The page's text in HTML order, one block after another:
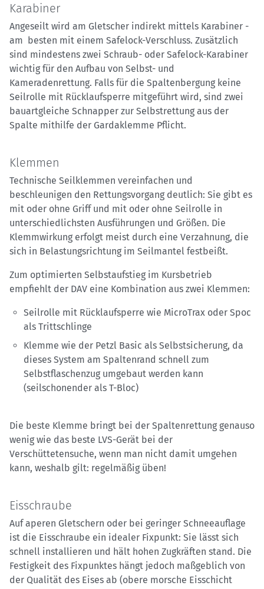
Karabiner
Angeseilt wird am Gletscher indirekt mittels Karabiner -
am besten mit einem Safelock-Verschluss. Zusätzlich
sind mindestens zwei Schraub- oder Safelock-Karabiner
wichtig für den Aufbau von Selbst- und
Kameradenrettung. Falls für die Spaltenbergung keine
Seilrolle mit Rücklaufsperre mitgeführt wird, sind zwei
bauartgleiche Schnapper zur Selbstrettung aus der
Spalte mithilfe der Gardaklemme Pflicht.
Klemmen
Technische Seilklemmen vereinfachen und
beschleunigen den Rettungsvorgang deutlich: Sie gibt es
mit oder ohne Griff und mit oder ohne Seilrolle in
unterschiedlichsten Ausführungen und Größen. Die
Klemmwirkung erfolgt meist durch eine Verzahnung, die
sich in Belastungsrichtung im Seilmantel festbeißt.
Zum optimierten Selbstaufstieg im Kursbetrieb
empfiehlt der DAV eine Kombination aus zwei Klemmen:
Seilrolle mit Rücklaufsperre wie MicroTrax oder Spoc
als Trittschlinge
Klemme wie der Petzl Basic als Selbstsicherung, da
dieses System am Spaltenrand schnell zum
Selbstflaschenzug umgebaut werden kann
(seilschonender als T-Bloc)
Die beste Klemme bringt bei der Spaltenrettung genauso
wenig wie das beste LVS-Gerät bei der
Verschüttetensuche, wenn man nicht damit umgehen
kann, weshalb gilt: regelmäßig üben!
Eisschraube
Auf aperen Gletschern oder bei geringer Schneeauflage
ist die Eisschraube ein idealer Fixpunkt: Sie lässt sich
schnell installieren und hält hohen Zugkräften stand. Die
Festigkeit des Fixpunktes hängt jedoch maßgeblich von
der Qualität des Eises ab (obere morsche Eisschicht